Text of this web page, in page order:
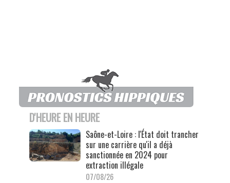
D'HEURE EN HEURE
Saône-et-Loire : l'État doit trancher
sur une carrière qu'il a déjà
sanctionnée en 2024 pour
extraction illégale
07/08/26